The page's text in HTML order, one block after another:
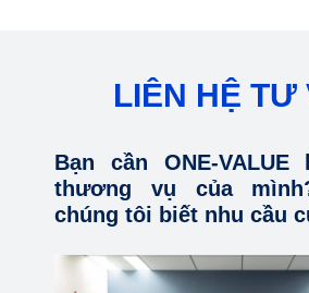
LIÊN HỆ TƯ
Bạn cần ONE-
thương vụ của
chúng tôi biết nhu cầu